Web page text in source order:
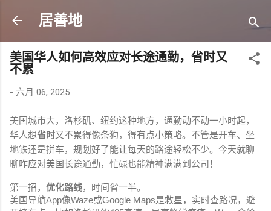
居善地
美国华人如何高效应对长途通勤，省时又
不累
- 六月 06, 2025
美国城市大，洛杉矶、纽约这种地方，通勤动不动一小时起，
华人想省时又不累得像条狗，得有点小策略。不管是开车、坐
地铁还是拼车，规划好了能让每天的路途轻松不少。今天就聊
聊咋应对美国长途通勤，忙碌也能精神满满到公司！
第一招， 优化路线，时间省一半。
美国导航App像Waze或Google Maps是救星，实时查路况，避